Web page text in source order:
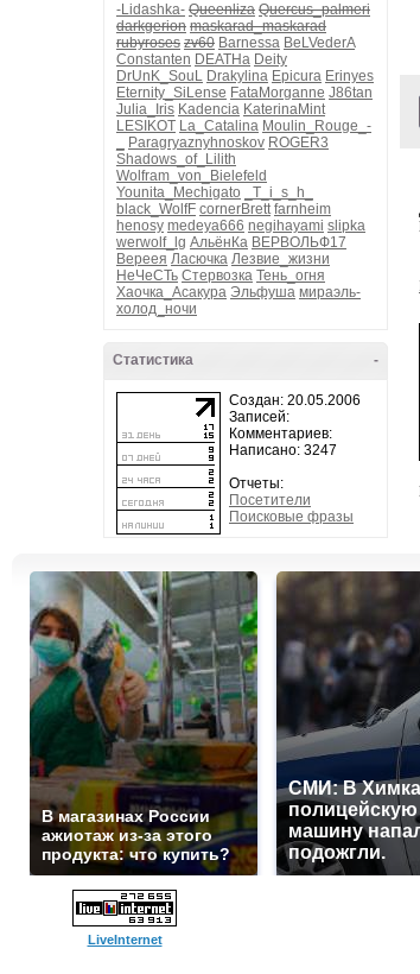
-Lidashka- Queenliza Quercus_palmeri
darkgerion maskarad_maskarad
rubyroses zv60 Barnessa BeLVederA
Constanten DEATHa Deity
DrUnK_SouL Drakylina Epicura Erinyes
Eternity_SiLense FataMorganne J86tan
Julia_Iris Kadencia KaterinaMint
LESIKOT La_Catalina Moulin_Rouge_-
Paragryaznyhnoskov ROGER3
Shadows_of_Lilith
Wolfram_von_Bielefeld
Younita_Mechigato
_T_i_s_h_
black_WolfF cornerBrett farnheim
henosy medeya666 negihayami slipka
werwolf_lg АльёнКа ВЕРВОЛЬФ17
Вереея Ласючка Лезвие_жизни
НеЧеСТь Стервозка Тень_огня
Хаочка_Асакура Эльфуша мираэль-
холод_ночи
-
Статистика
Создан: 20.05.2006
Записей:
Комментариев:
Написано: 3247
Отчеты:
Посетители
Поисковые фразы
В магазинах России
ажиотаж из-за этого
продукта: что купить?
СМИ: В
полицейскую
машину
подожгли.
LiveInternet